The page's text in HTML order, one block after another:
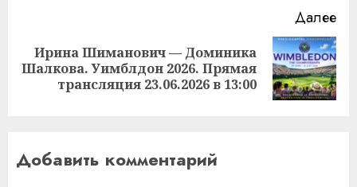
Далее
Следующая
запись:
Ирина Шиманович — Доминика
Шалкова. Уимблдон 2026. Прямая
трансляция 23.06.2026 в 13:00
Добавить комментарий